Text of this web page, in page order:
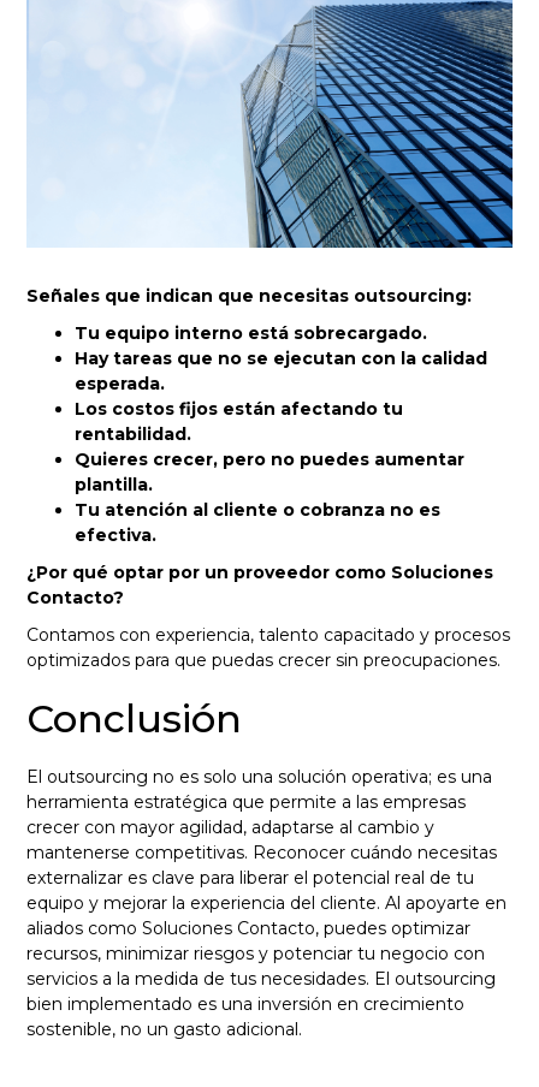
Señales que indican que necesitas outsourcing:
Tu equipo interno está sobrecargado.
Hay tareas que no se ejecutan con la calidad
esperada.
Los costos fijos están afectando tu
rentabilidad.
Quieres crecer, pero no puedes aumentar
plantilla.
Tu atención al cliente o cobranza no es
efectiva.
¿Por qué optar por un proveedor como Soluciones
Contacto?
Contamos con experiencia, talento capacitado y procesos
optimizados para que puedas crecer sin preocupaciones.
Conclusión
El outsourcing no es solo una solución operativa; es una
herramienta estratégica que permite a las empresas
crecer con mayor agilidad, adaptarse al cambio y
mantenerse competitivas. Reconocer cuándo necesitas
externalizar es clave para liberar el potencial real de tu
equipo y mejorar la experiencia del cliente. Al apoyarte en
aliados como Soluciones Contacto, puedes optimizar
recursos, minimizar riesgos y potenciar tu negocio con
servicios a la medida de tus necesidades. El outsourcing
bien implementado es una inversión en crecimiento
sostenible, no un gasto adicional.